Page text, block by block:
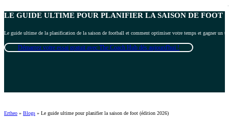
LE GUIDE ULTIME POUR PLANIFIER LA SAISON DE FOOT
Le guide ultime de la planification de la saison de football et comment optimiser votre temps et gagner un
Démarrez votre essai gratuit avec The Coach Hub dès aujourd'hui !
Ertheo » Blogs » Le guide ultime pour planifier la saison de foot (édition 2026)